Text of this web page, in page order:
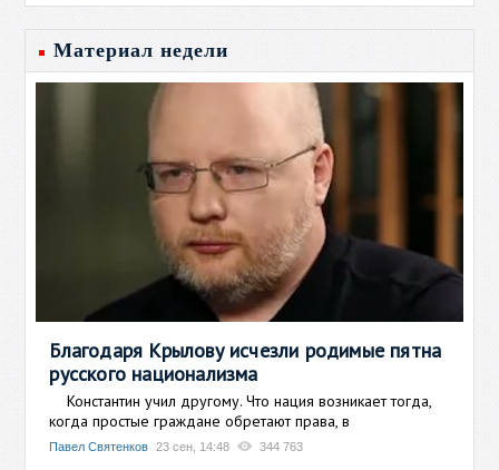
Материал недели
Благодаря Крылову исчезли родимые пятна
русского национализма
Константин учил другому. Что нация возникает тогда,
когда простые граждане обретают права, в
Павел Святенков 23 сен, 14:48 344 763